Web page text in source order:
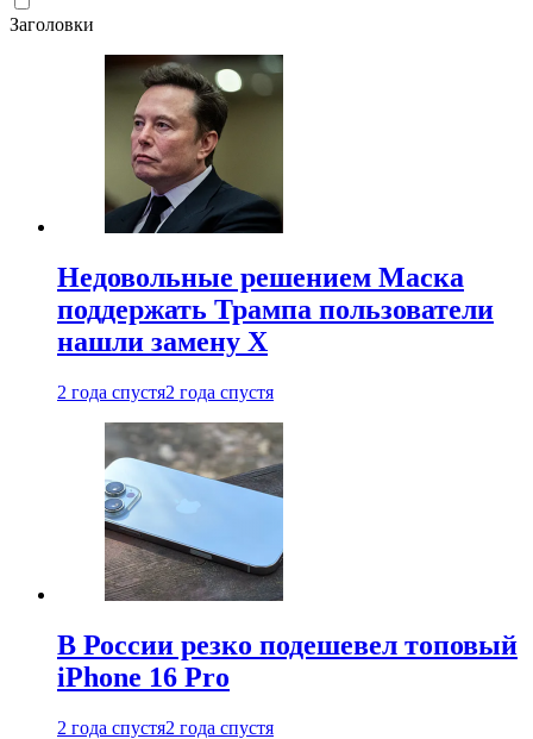
Заголовки
Недовольные решением Маска
поддержать Трампа пользователи
нашли замену X
2 года спустя2 года спустя
В России резко подешевел топовый
iPhone 16 Pro
2 года спустя2 года спустя